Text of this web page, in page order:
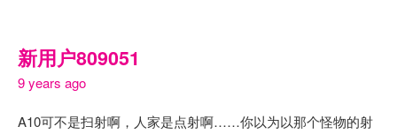
新用户809051
9 years ago
A10可不是扫射啊，人家是点射啊……你以为以那个怪物的射